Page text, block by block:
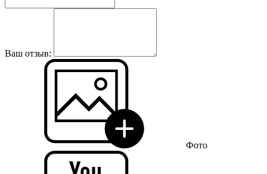
Ваш отзыв:
Фото